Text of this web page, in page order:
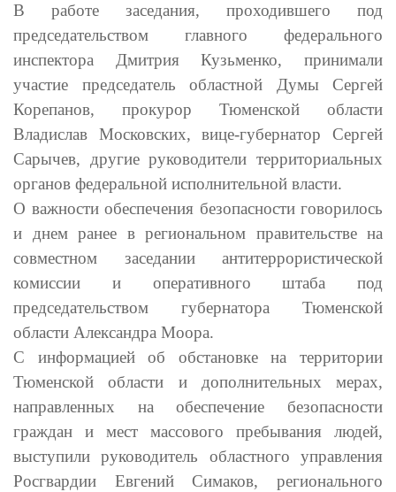
В работе заседания, проходившего под
председательством главного федерального
инспектора Дмитрия Кузьменко, принимали
участие председатель областной Думы Сергей
Корепанов, прокурор Тюменской области
Владислав Московских, вице-губернатор Сергей
Сарычев, другие руководители территориальных
органов федеральной исполнительной власти.
О важности обеспечения безопасности говорилось
и днем ранее в региональном правительстве на
совместном заседании антитеррористической
комиссии и оперативного штаба под
председательством губернатора Тюменской
области Александра Моора.
С информацией об обстановке на территории
Тюменской области и дополнительных мерах,
направленных на обеспечение безопасности
граждан и мест массового пребывания людей,
выступили руководитель областного управления
Росгвардии Евгений Симаков, регионального